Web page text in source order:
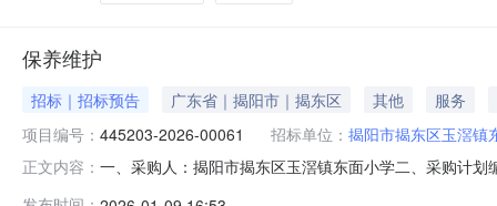
保养维护
招标｜招标预告 广东省｜揭阳市｜揭东区 其他
服务
项目编号： 445203-2026-00061 招标单位： 揭阳市揭东区玉滘镇
正文内容： 一、采购人：揭阳市揭东区玉滘镇东面小学二、采购计